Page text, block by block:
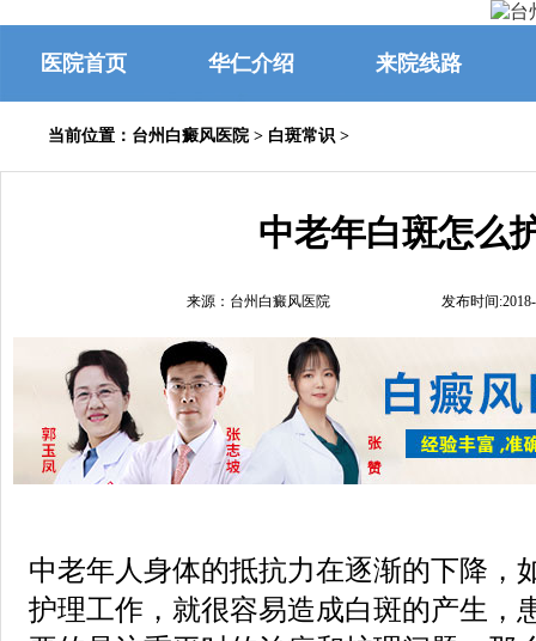
医院首页 华仁介绍 来院线路
当前位置： 台州白癜风医院> 白斑常识 >
中老年白斑怎么
来源：台州白癜风医院 发布时间
中老年人身体的抵抗力在逐渐的下降，
护理工作，就很容易造成白斑的产生，